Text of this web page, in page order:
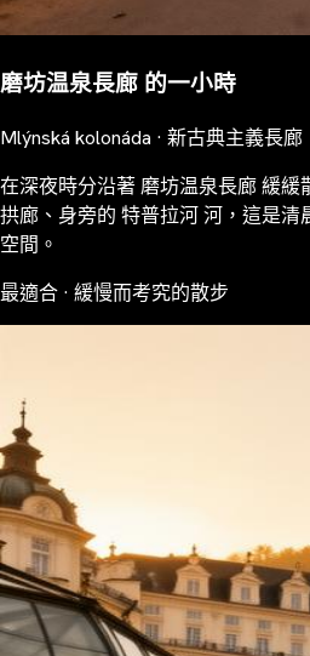
磨坊温泉長廊 的一小時
Mlýnská kolonáda · 新古典主義長廊
在深夜時分沿著 磨坊温泉長廊 緩
拱廊、身旁的 特普拉河 河，這是
空間。
最適合 · 緩慢而考究的散步